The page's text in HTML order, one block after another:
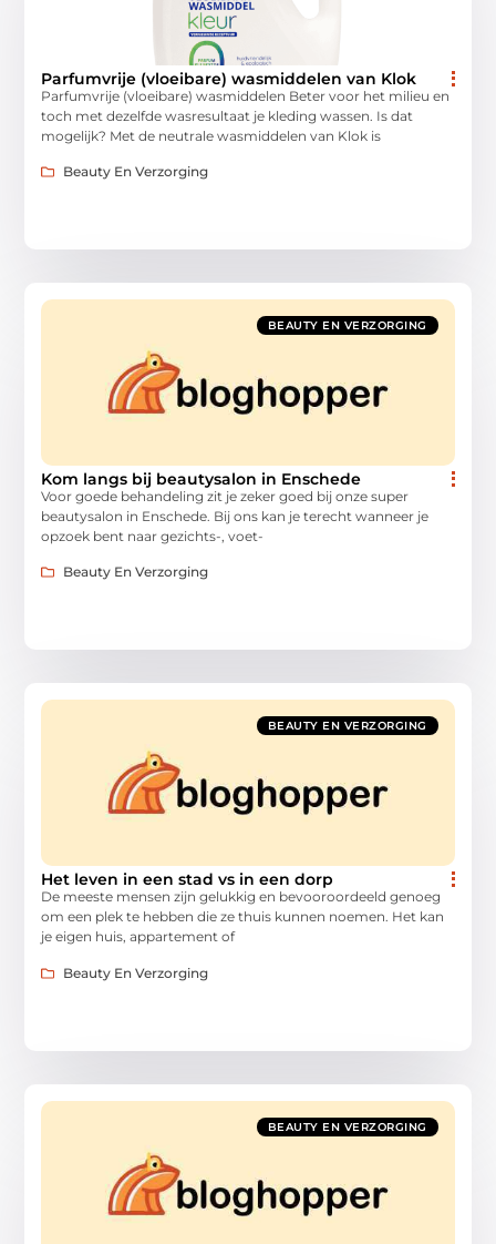
Parfumvrije (vloeibare) wasmiddelen van Klok
Parfumvrije (vloeibare) wasmiddelen Beter voor het milieu en
toch met dezelfde wasresultaat je kleding wassen. Is dat
mogelijk? Met de neutrale wasmiddelen van Klok is
Beauty En Verzorging
BEAUTY EN VERZORGING
Kom langs bij beautysalon in Enschede
Voor goede behandeling zit je zeker goed bij onze super
beautysalon in Enschede. Bij ons kan je terecht wanneer je
opzoek bent naar gezichts-, voet-
Beauty En Verzorging
BEAUTY EN VERZORGING
Het leven in een stad vs in een dorp
De meeste mensen zijn gelukkig en bevooroordeeld genoeg
om een plek te hebben die ze thuis kunnen noemen. Het kan
je eigen huis, appartement of
Beauty En Verzorging
BEAUTY EN VERZORGING